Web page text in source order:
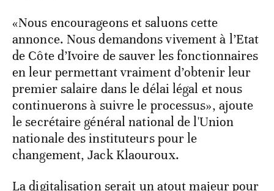
«Nous encourageons et saluons cette
annonce. Nous demandons vivement à l’Etat
de Côte d’Ivoire de sauver les fonctionnaires
en leur permettant vraiment d’obtenir leur
premier salaire dans le délai légal et nous
continuerons à suivre le processus», ajoute
le secrétaire général national de l'Union
nationale des instituteurs pour le
changement, Jack Klaouroux.
La digitalisation serait un atout majeur pour